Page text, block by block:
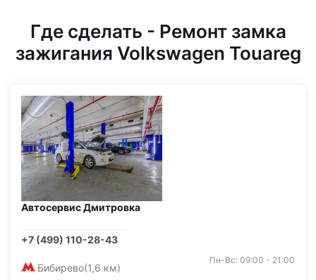
Где сделать - Ремонт замка
зажигания Volkswagen Touareg
Автосервис Дмитровка
+7 (499) 110-28-43
Бибирево(1,6 км)
Пн-Вс: 09:00 - 21:00